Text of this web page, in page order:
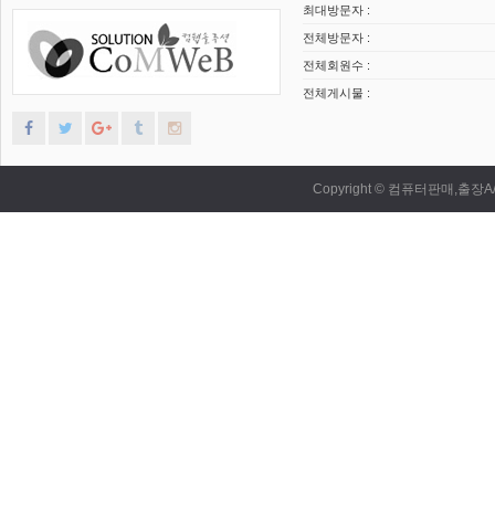
최대방문자 :
전체방문자 :
전체회원수 :
전체게시물 :
Copyright © 컴퓨터판매,출장